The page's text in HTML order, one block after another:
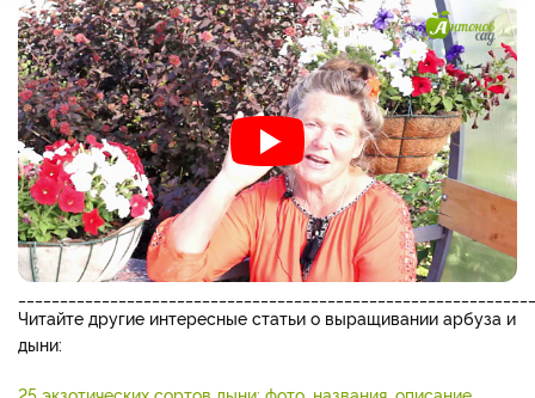
Читайте другие интересные статьи о выращивании арбуза и
дыни:
25 экзотических сортов дыни: фото, названия, описание